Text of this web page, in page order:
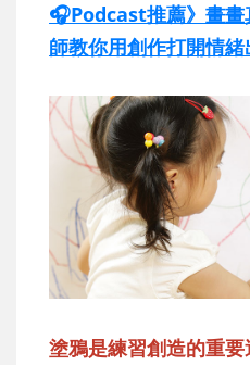
🎧Podcast推薦》畫畫
師教你用創作打開情緒
塗鴉是練習創造的重要